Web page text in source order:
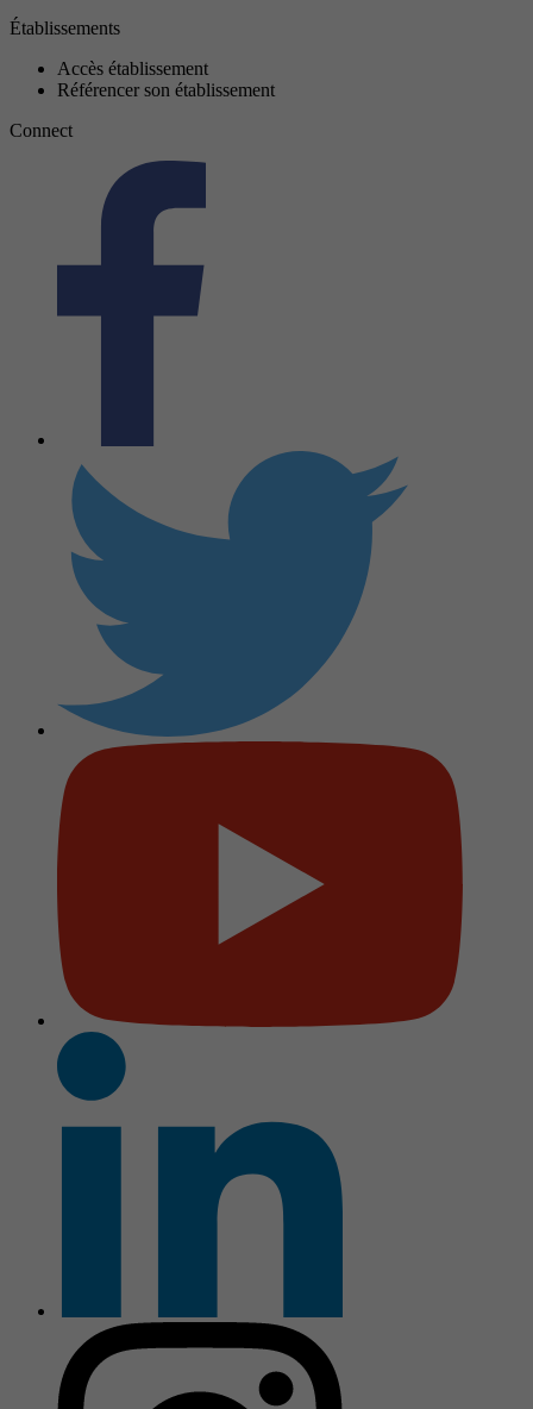
Établissements
Accès établissement
Référencer son établissement
Connect